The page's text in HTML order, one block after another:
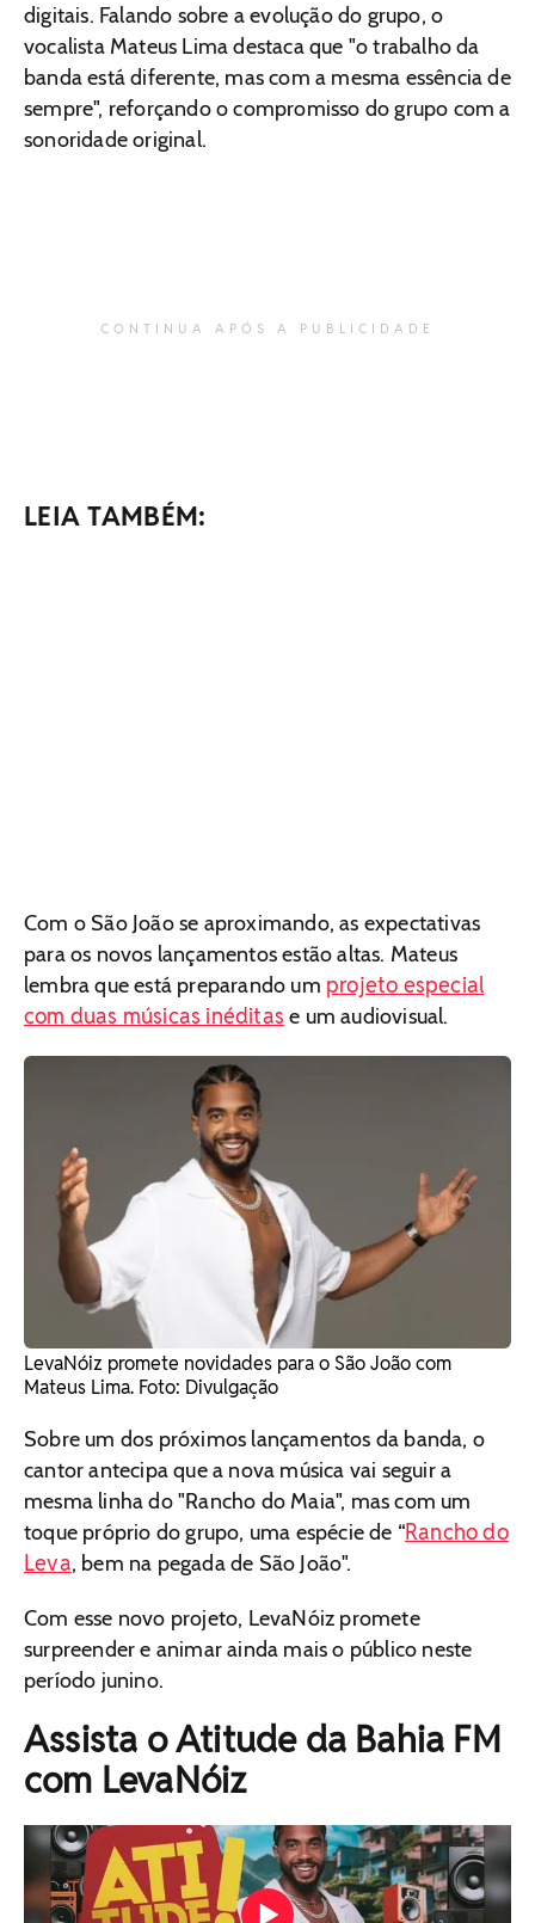
digitais. Falando sobre a evolução do grupo, o
vocalista Mateus Lima destaca que "o trabalho da
banda está diferente, mas com a mesma essência de
sempre", reforçando o compromisso do grupo com a
sonoridade original.
CONTINUA APÓS A PUBLICIDADE
LEIA TAMBÉM:
Com o São João se aproximando, as expectativas
para os novos lançamentos estão altas. Mateus
lembra que está preparando um projeto especial
com duas músicas inéditas e um audiovisual.
LevaNóiz promete novidades para o São João com
Mateus Lima. Foto: Divulgação
Sobre um dos próximos lançamentos da banda, o
cantor antecipa que a nova música vai seguir a
mesma linha do "Rancho do Maia", mas com um
toque próprio do grupo, uma espécie de “Rancho do
Leva, bem na pegada de São João".
Com esse novo projeto, LevaNóiz promete
surpreender e animar ainda mais o público neste
período junino.
Assista o Atitude da Bahia FM
com LevaNóiz